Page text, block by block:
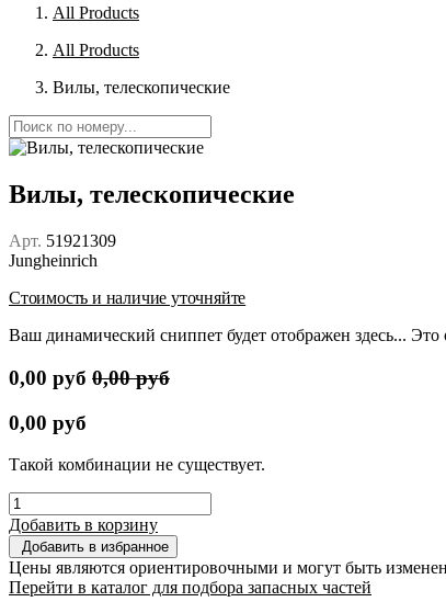
All Products
All Products
Вилы, телескопические
Вилы, телескопические
Арт. 51921309
Jungheinrich
Стоимость и наличие уточняйте
Ваш динамический сниппет будет отображен здесь...
0,00 руб 0,00руб
0,00 руб
Такой комбинации не существует.
Добавить в корзину
Добавить в избранное
Цены являются ориентировочными и могут быть
Перейти в каталог для подбора запасных частей